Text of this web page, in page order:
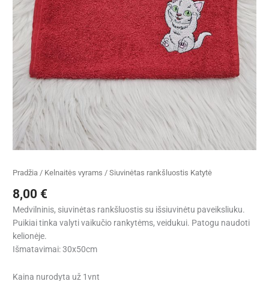
Pradžia / Kelnaitės vyrams / Siuvinėtas rankšluostis Katytė
8,00 €
Medvilninis, siuvinėtas rankšluostis su išsiuvinėtu paveiksliuku.
Puikiai tinka valyti vaikučio rankytėms, veidukui. Patogu naudoti
kelionėje.
Išmatavimai: 30x50cm
Kaina nurodyta už 1vnt